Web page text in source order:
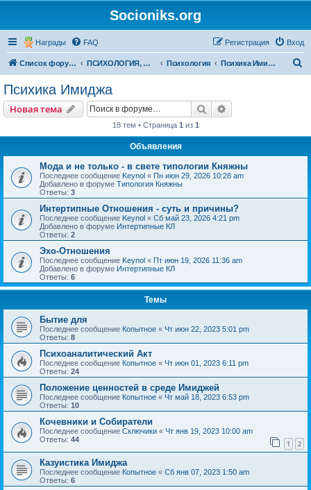
Socioniks.org
Награды FAQ Вход
Регистрация
Список форумов ПСИХОЛОГИЯ, ФИЛОСОФИЯ Психология Психика Имиджа
Психика Имиджа
Новая тема Поиск
18 тем • Страница 1 из 1
Объявления
Мода и не только - в свете типологии Княжны
Последнее сообщение Keynol « Пн июн 29, 2026 10:28 am
Добавлено в форуме Типология Княжны
Ответы: 3
Интертипные Отношения - суть и причины?
Последнее сообщение Keynol « Сб май 23, 2026 4:21 pm
Добавлено в форуме Интертипные КЛ
Ответы: 2
Эхо-Отношения
Последнее сообщение Keynol « Пт июн 19, 2026 11:36 am
Добавлено в форуме Интертипные КЛ
Ответы: 6
Темы
Бытие для
Последнее сообщение Копытное « Чт июн 22, 2023 5:01 pm
Ответы: 8
Психоаналитический Акт
Последнее сообщение Копытное « Чт июн 01, 2023 6:11 pm
Ответы: 24
Положение ценностей в среде Имиджей
Последнее сообщение Копытное « Чт май 18, 2023 6:53 pm
Ответы: 10
Кочевники и Собиратели
Последнее сообщение Сключики « Чт янв 19, 2023 10:00 am
Ответы: 44 1 2
Казуистика Имиджа
Последнее сообщение Копытное « Сб янв 07, 2023 1:50 am
Ответы: 6